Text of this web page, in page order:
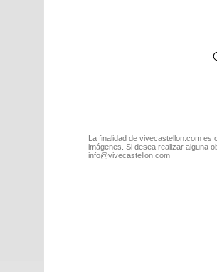
La finalidad de vivecastellon.com
imágenes. Si desea realizar alguna
info@vivecastellon.com